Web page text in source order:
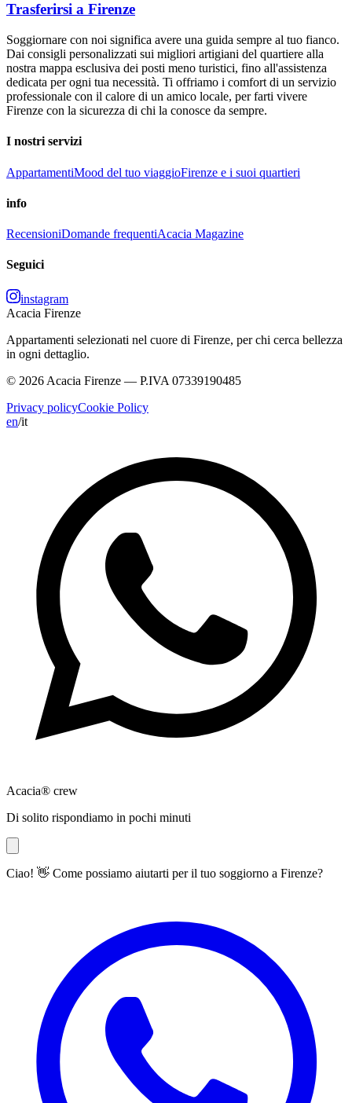
Trasferirsi a Firenze
Soggiornare con noi significa avere una guida sempre al tuo fianco.
Dai consigli personalizzati sui migliori artigiani del quartiere alla
nostra mappa esclusiva dei posti meno turistici, fino all'assistenza
dedicata per ogni tua necessità. Ti offriamo i comfort di un servizio
professionale con il calore di un amico locale, per farti vivere
Firenze con la sicurezza di chi la conosce da sempre.
I nostri servizi
AppartamentiMood del tuo viaggioFirenze e i suoi quartieri
info
RecensioniDomande frequentiAcacia Magazine
Seguici
instagram
Acacia Firenze
Appartamenti selezionati nel cuore di Firenze, per chi cerca bellezza
in ogni dettaglio.
© 2026 Acacia Firenze — P.IVA 07339190485
Privacy policyCookie Policy
en/it
Acacia® crew
Di solito rispondiamo in pochi minuti
Ciao! 👋 Come possiamo aiutarti per il tuo soggiorno a Firenze?